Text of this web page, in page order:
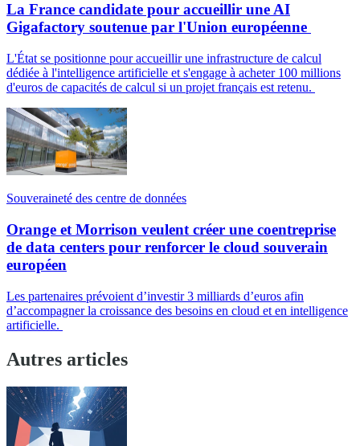
La France candidate pour accueillir une AI
Gigafactory soutenue par l'Union européenne
L'État se positionne pour accueillir une infrastructure de calcul
dédiée à l'intelligence artificielle et s'engage à acheter 100 millions
d'euros de capacités de calcul si un projet français est retenu.
Souveraineté des centre de données
Orange et Morrison veulent créer une coentreprise
de data centers pour renforcer le cloud souverain
européen
Les partenaires prévoient d’investir 3 milliards d’euros afin
d’accompagner la croissance des besoins en cloud et en intelligence
artificielle.
Autres articles